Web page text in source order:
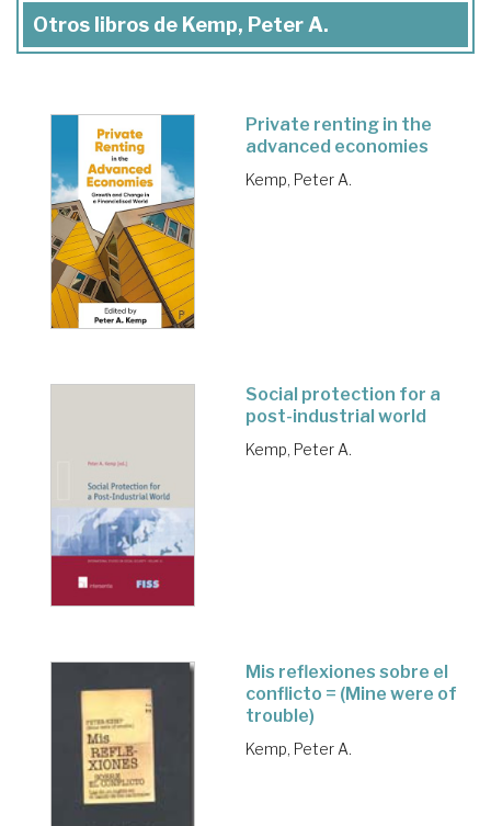
Otros libros de Kemp, Peter A.
Private renting in the
advanced economies
Kemp, Peter A.
Social protection for a
post-industrial world
Kemp, Peter A.
Mis reflexiones sobre el
conflicto = (Mine were of
trouble)
Kemp, Peter A.